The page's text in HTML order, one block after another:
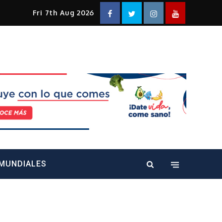
Fri 7th Aug 2026 FacebookTwitterInstagramYouTube